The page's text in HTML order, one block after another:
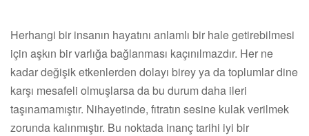
Herhangi bir insanın hayatını anlamlı bir hale getirebilmesi
için aşkın bir varlığa bağlanması kaçınılmazdır. Her ne
kadar değişik etkenlerden dolayı birey ya da toplumlar dine
karşı mesafeli olmuşlarsa da bu durum daha ileri
taşınamamıştır. Nihayetinde, fıtratın sesine kulak verilmek
zorunda kalınmıştır. Bu noktada inanç tarihi iyi bir